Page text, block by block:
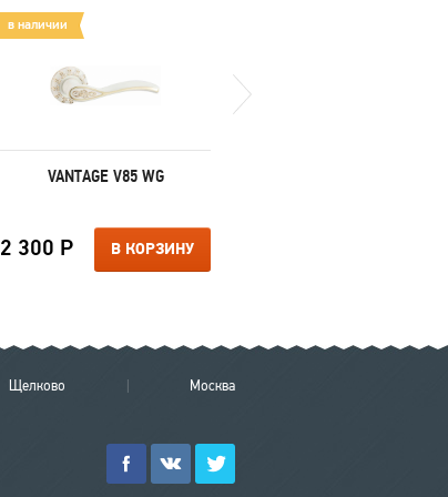
в наличии
VANTAGE V85 WG
2 300 Р В КОРЗИНУ
Щелково Москва